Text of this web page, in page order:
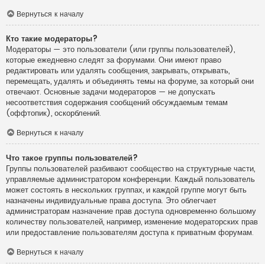
Вернуться к началу
Кто такие модераторы?
Модераторы — это пользователи (или группы пользователей),
которые ежедневно следят за форумами. Они имеют право
редактировать или удалять сообщения, закрывать, открывать,
перемещать, удалять и объединять темы на форуме, за который они
отвечают. Основные задачи модераторов — не допускать
несоответствия содержания сообщений обсуждаемым темам
(оффтопик), оскорблений.
Вернуться к началу
Что такое группы пользователей?
Группы пользователей разбивают сообщество на структурные части,
управляемые администратором конференции. Каждый пользователь
может состоять в нескольких группах, и каждой группе могут быть
назначены индивидуальные права доступа. Это облегчает
администраторам назначение прав доступа одновременно большому
количеству пользователей, например, изменение модераторских прав
или предоставление пользователям доступа к приватным форумам.
Вернуться к началу